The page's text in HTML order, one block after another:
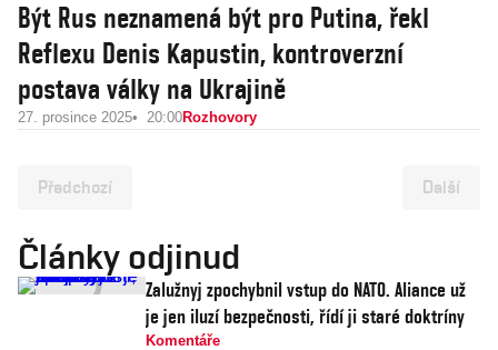
Být Rus neznamená být pro Putina, řekl
Reflexu Denis Kapustin, kontroverzní
postava války na Ukrajině
27. prosince 2025 20:00Rozhovory
Předchozí Další
Články odjinud
Zalužnyj zpochybnil vstup do NATO. Aliance už
je jen iluzí bezpečnosti, řídí ji staré doktríny
Komentáře